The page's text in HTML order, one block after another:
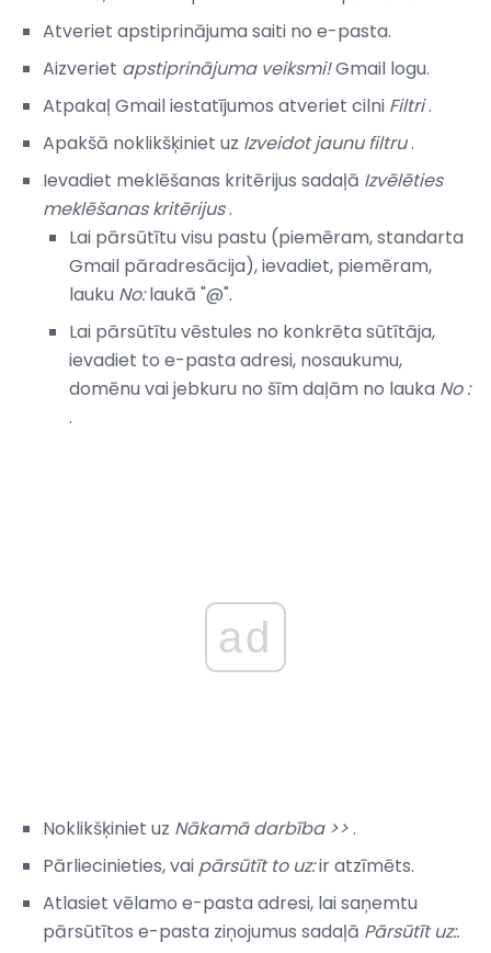
Atveriet apstiprinājuma saiti no e-pasta.
Aizveriet apstiprinājuma veiksmi!Gmail logu.
Atpakaļ Gmail iestatījumos atveriet cilni Filtri.
Apakšā noklikšķiniet uz Izveidot jaunu filtru.
Ievadiet meklēšanas kritērijus sadaļā Izvēlēties
meklēšanas kritērijus.
Lai pārsūtītu visu pastu (piemēram, standarta
Gmail pāradresācija), ievadiet, piemēram,
lauku No:laukā "@".
Lai pārsūtītu vēstules no konkrēta sūtītāja,
ievadiet to e-pasta adresi, nosaukumu,
domēnu vai jebkuru no šīm daļām no lauka No :
.
ad
Noklikšķiniet uz Nākamā darbība >>.
Pārliecinieties, vai pārsūtīt to uz:ir atzīmēts.
Atlasiet vēlamo e-pasta adresi, lai saņemtu
pārsūtītos e-pasta ziņojumus sadaļā Pārsūtīt uz:.